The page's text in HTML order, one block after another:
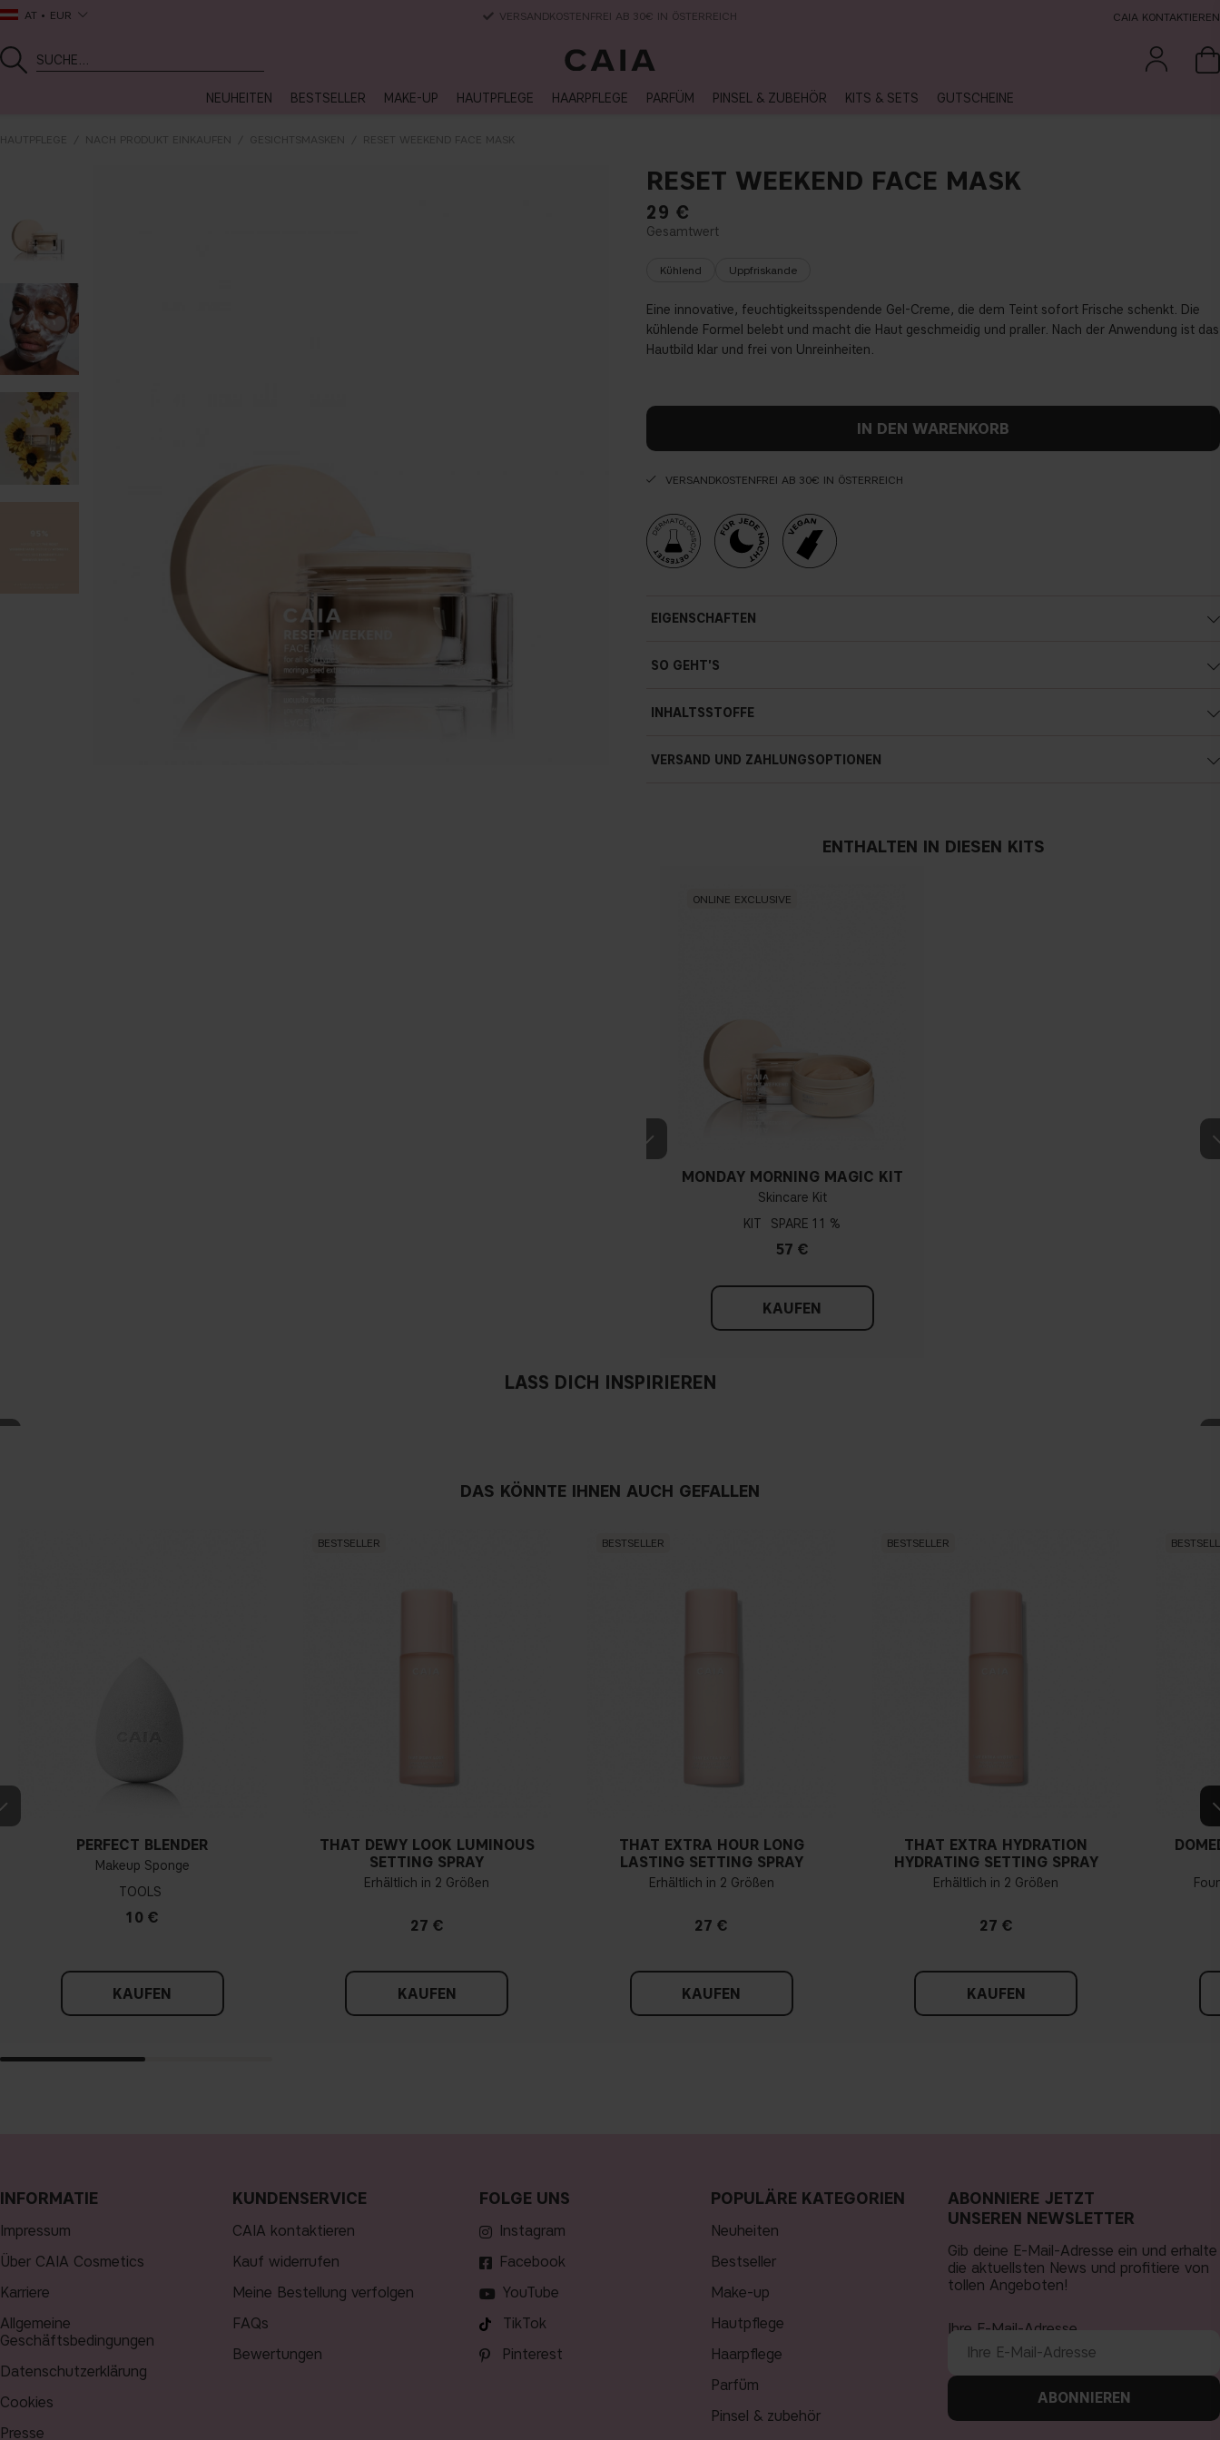
AT EUR LIEFERUNG NACH HAUSE, LIEFERZEIT 2-4 WERKTAGE CAIA KONTAKTIEREN
NEUHEITEN BESTSELLER MAKE-UP HAUTPFLEGE HAARPFLEGE PARFÜM PINSEL & ZUBEHÖR KITS & SETS GUTSCHEINE
HAUTPFLEGE NACH PRODUKT EINKAUFEN GESICHTSMASKEN RESET WEEKEND FACE MASK
RESET WEEKEND FACE MASK
29 €
Kühlend Uppfriskande
Eine innovative, feuchtigkeitsspendende Gel-Creme, die dem Teint sofort Frische schenkt. Die
kühlende Formel belebt und macht die Haut geschmeidig und praller. Nach der Anwendung ist das
Hautbild klar und frei von Unreinheiten.
IN DEN WARENKORB
VERSANDKOSTENFREI AB 30€ IN ÖSTERREICH
EIGENSCHAFTEN
Spendet Feuchtigkeit
Pralles Hautbild
SO GEHT'S
INHALTSSTOFFE
VERSAND UND ZAHLUNGSOPTIONEN
ENTHALTEN IN DIESEN KITS
ONLINE EXCLUSIVE
MONDAY MORNING MAGIC KIT
Skincare Kit
KIT
11 %
57 €
KAUFEN
LASS DICH INSPIRIEREN
DAS KÖNNTE IHNEN AUCH GEFALLEN
PERFECT BLENDER
Makeup Sponge
TOOLS
10 €
KAUFEN
BESTSELLER
THAT DEWY LOOK LUMINOUS
SETTING SPRAY
Erhältlich in 2 Größen
27 €
KAUFEN
BESTSELLER
THAT EXTRA HOUR LONG
LASTING SETTING SPRAY
Erhältlich in 2 Größen
27 €
KAUFEN
BESTSELLER
THAT EXTRA HYDRATION
HYDRATING SETTING SPRAY
Erhältlich in 2 Größen
27 €
KAUFEN
INFORMATIE
Impressum
Über CAIA Cosmetics
Karriere
Allgemeine
Geschäftsbedingungen
Datenschutzerklärung
Cookies
Presse
KUNDENSERVICE
CAIA kontaktieren
Kauf widerrufen
Meine Bestellung verfolgen
FAQs
Bewertungen
FOLGE UNS
Instagram
Facebook
YouTube
TikTok
Pinterest
POPULÄRE KATEGORIEN
neuheiten
bestseller
make-up
hautpflege
haarpflege
parfüm
pinsel & zubehör
ABONNIERE JETZT
UNSEREN NEWSLETTER
Gib deine E-Mail-Adresse ein und erhalte
die aktuellsten News und profitiere von
tollen Angeboten!
Ihre E-Mail-Adresse
ABONNIEREN